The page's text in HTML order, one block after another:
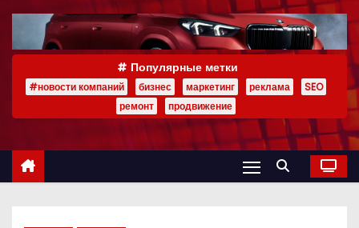
р
Популярные метки
#новости компаний бизнес маркетинг реклама
SEO
ремонт
продвижение